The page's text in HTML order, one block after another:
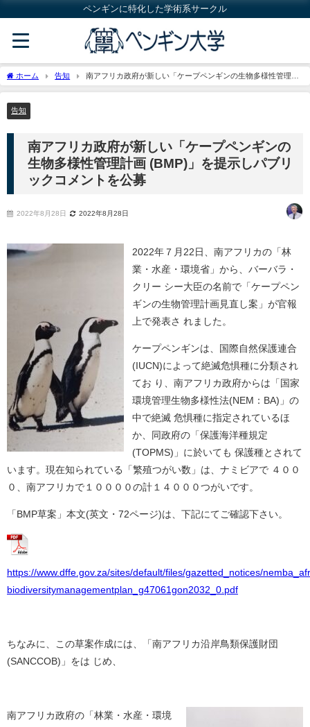
ペンギンに特化した学術系サークル
ホーム 告知
南アフリカ政府が新しい「ケープペンギンの生物多様性管理計
画 (BMP)」を提示しパブリックコメントを公募
告知
南アフリカ政府が新しい「ケープペンギンの
生物多様性管理計画 (BMP)」を提示しパブリ
ックコメントを公募
2022年8月28日 2022年8月28日
2022年７月22日、南アフリカの「林
業・水産・環境省」から、バーバラ・
クリー シー大臣の名前で「ケープペン
ギンの生物管理計画見直し案」が官報
上で発表さ れました。
ケープペンギンは、国際自然保護連合
(IUCN)によって絶滅危惧種に分類され
てお り、南アフリカ政府からは「国家
環境管理生物多様性法(NEM：BA)」の
中で絶滅 危惧種に指定されているほ
か、同政府の「保護海洋種規定
(TOPMS)」に於いても 保護種とされて
います。現在知られている「繁殖つがい数」は、ナミビアで ４００
０、南アフリカで１００００の計１４０００つがいです。
「BMP草案」本文(英文・72ページ)は、下記にてご確認下さい。
https://www.dffe.gov.za/sites/default/files/gazetted_notices/
biodiversitymanagementplan_g47061gon2032_0.pdf
ちなみに、この草案作成には、「南アフリカ沿岸鳥類保護財団
(SANCCOB)」をは じめ、
南アフリカ政府の「林業・水産・環境